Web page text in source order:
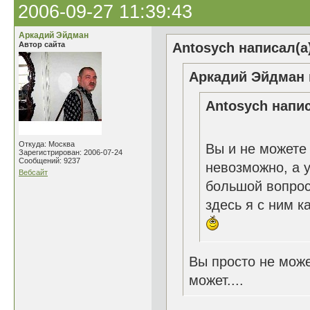
2006-09-27 11:39:43
Аркадий Эйдман
Автор сайта
Откуда: Москва
Зарегистрирован: 2006-07-24
Сообщений: 9237
Вебсайт
Antosych
Аркадий Эйдман
Antosych
Вы и не можете
невозможно, а
большой
здесь я с ним
Вы просто не
может....